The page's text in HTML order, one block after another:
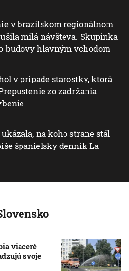
v brazílskom regionálnom
milá návšteva. Skupinka
budovy hlavným vchodom
v prípade starostky, ktorá
zo zadržania
na koho strane stál
španielsky denník La
viaceré
svoje